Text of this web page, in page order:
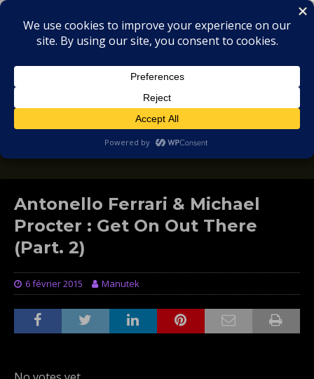
MIX
COLLECTORS
SOULFUL, DEEP HOUSE & GARAGE - MUSIC
Antonello Ferrari & Michael
Procter : Get On Out There
(Part. 2)
6 février 2015 Manutek